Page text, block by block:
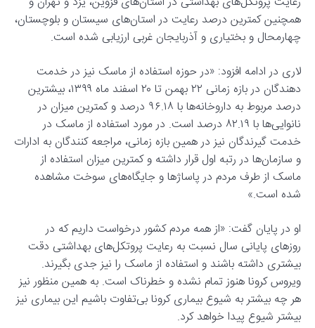
همچنین کمترین درصد رعایت در استان‌های سیستان و بلوچستان،
چهارمحال و بختیاری و آذربایجان غربی ارزیابی شده است.
لاری در ادامه افزود: «در حوزه استفاده از ماسک نیز در خدمت
دهندگان در بازه زمانی ۲۲ بهمن تا ۲۰ اسفند ماه ۱۳۹۹، بیشترین
درصد مربوط به داروخانه‌ها با ۹۶.۱۸ درصد و کمترین میزان در
نانوایی‌ها با ۸۲.۱۹ درصد است. در مورد استفاده از ماسک در
خدمت گیرندگان نیز در همین بازه زمانی، مراجعه کنندگان به ادارات
و سازمان‌ها در رتبه اول قرار داشته و کمترین میزان استفاده از
ماسک از طرف مردم در پاساژها و جایگاه‌های سوخت مشاهده
شده است.»
او در پایان گفت: «از همه مردم کشور درخواست داریم که در
روزهای پایانی سال نسبت به رعایت پروتکل‌های بهداشتی دقت
بیشتری داشته باشند و استفاده از ماسک را نیز جدی بگیرند.
ویروس کرونا هنوز تمام نشده و خطرناک است. به همین منظور نیز
هر چه بیشتر به شیوع بیماری کرونا بی‌تفاوت باشیم این بیماری نیز
بیشتر شیوع پیدا خواهد کرد.